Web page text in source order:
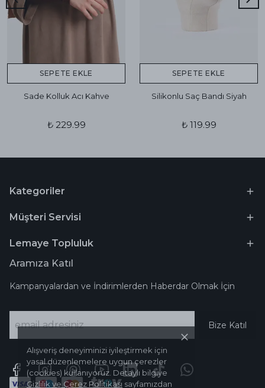
Alışveriş deneyiminizi iyileştirmek için
yasal düzenlemelere uygun çerezler
(cookies) kullanıyoruz. Detaylı bilgiye
Gizlilik ve Çerez Politikası sayfamızdan
SEPETE EKLE
Sade Kolluk Acı Kahve
₺ 229.99
SEPETE EKLE
Silikonlu Saç Bandı Siyah
₺ 119.99
Kategoriler
Müşteri Servisi
Lemaye Topluluk
Aramıza Katıl
Kampanyalardan ve İndirimlerden Haberdar Olmak İçin
Bize Katıl